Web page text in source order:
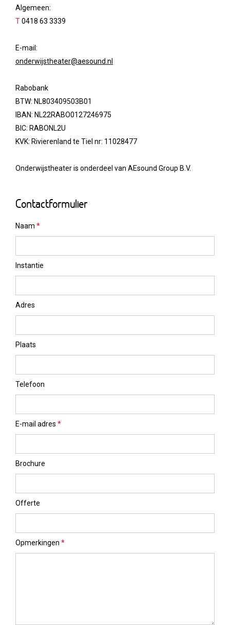
Algemeen:
T0418 63 3339
E-mail:
onderwijstheater@aesound.nl
Rabobank
BTW: NL803409503B01
IBAN: NL22RABO0127246975
BIC: RABONL2U
KVK: Rivierenland te Tiel nr: 11028477
Onderwijstheater is onderdeel van AEsound Group B.V.
Contactformulier
Naam *
Instantie
Adres
Plaats
Telefoon
E-mail adres *
Brochure
Offerte
Opmerkingen *